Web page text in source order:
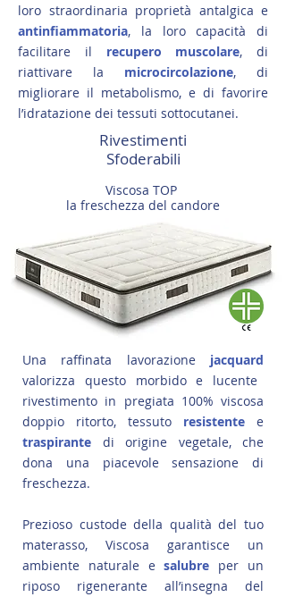
loro straordinaria proprietà antalgica e
antinfiammatoria, la loro capacità di
facilitare il recupero muscolare, di
riattivare la microcircolazione, di
migliorare il metabolismo, e di favorire
l’idratazione dei tessuti sottocutanei.
Rivestimenti
Sfoderabili
Viscosa TOP
la freschezza del candore
Una raffinata lavorazione jacquard
valorizza questo morbido e lucente
rivestimento in pregiata 100% viscosa
doppio ritorto, tessuto resistente e
traspirante di origine vegetale, che
dona una piacevole sensazione di
freschezza.
Prezioso custode della qualità del tuo
materasso, Viscosa garantisce un
ambiente naturale esalubre per un
riposo rigenerante all’insegna del